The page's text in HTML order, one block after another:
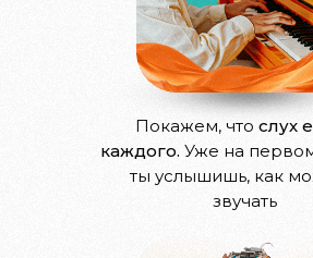
Покажем, что слух
каждого. Уже на
ты услышишь, как
звучать